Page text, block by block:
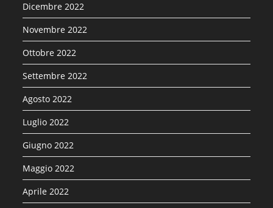
Dicembre 2022
Novembre 2022
Ottobre 2022
Settembre 2022
Agosto 2022
Luglio 2022
Giugno 2022
Maggio 2022
Aprile 2022